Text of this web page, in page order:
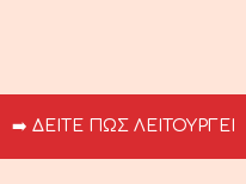
35.00
➡️ ΔΕΙΤΕ ΠΩΣ ΛΕΙΤΟΥΡΓΕΙ